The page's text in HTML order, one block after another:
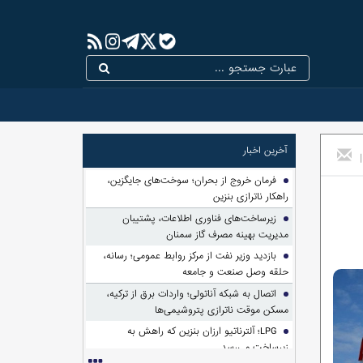
| آخرین اخبار
فرمان خروج از بحران؛ سوخت‌های جایگزین،
راهکار ناترازی بنزین
زیرساخت‌های فناوری اطلاعات، پشتیبان
مدیریت بهینه مصرف گاز سمنان
بازدید وزیر نفت از مرکز روابط عمومی؛ رسانه،
حلقه وصل صنعت و جامعه
اتصال به شبکه آناتولی؛ واردات برق از ترکیه،
مسکن موقت ناترازی پتروشیمی‌ها
LPG؛ آلترناتیو ارزان بنزین که راهش به
زیرساخت می‌رسد